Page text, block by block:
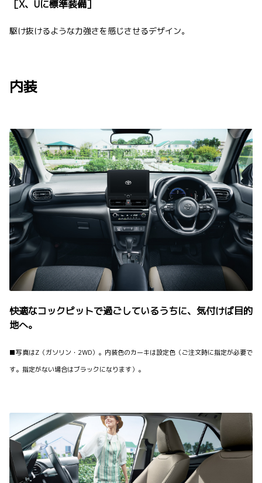
［X、Uに標準装備］
駆け抜けるような力強さを感じさせるデザイン。
内装
快適なコックピットで過ごしているうちに、気付けば目的
地へ。
■写真はZ（ガソリン・2WD）。内装色のカーキは設定色（ご注文時に指定が必要で
す。指定がない場合はブラックになります）。